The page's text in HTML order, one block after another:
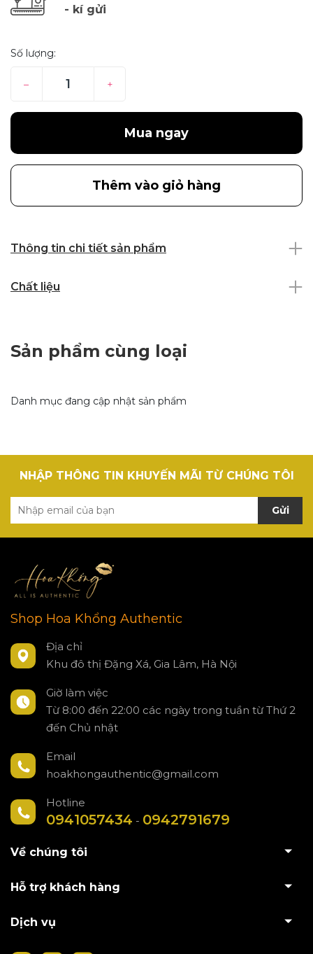
- kí gửi
Số lượng:
– +
Mua ngay
Thêm vào giỏ hàng
Thông tin chi tiết sản phẩm
Chất liệu
Sản phẩm cùng loại
Danh mục đang cập nhật sản phẩm
NHẬP THÔNG TIN KHUYẾN MÃI TỪ CHÚNG TÔI
Gửi
Shop Hoa Khổng Authentic
Địa chỉ
Khu đô thị Đặng Xá, Gia Lâm, Hà Nội
Giờ làm việc
Từ 8:00 đến 22:00 các ngày trong tuần từ Thứ 2
đến Chủ nhật
Email
hoakhongauthentic@gmail.com
Hotline
0941057434 - 0942791679
Về chúng tôi
Hỗ trợ khách hàng
Dịch vụ